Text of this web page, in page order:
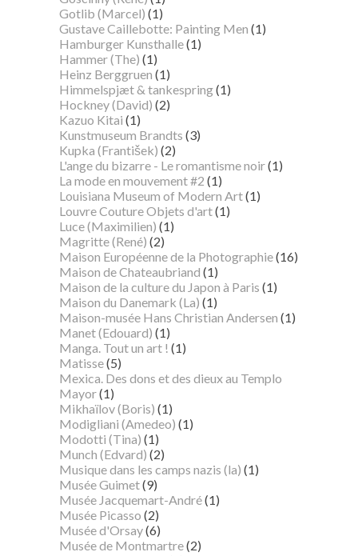
Gotlib (Marcel) (1)
Gustave Caillebotte: Painting Men (1)
Hamburger Kunsthalle(1)
Hammer (The) (1)
Heinz Berggruen (1)
Himmelspjæt & tankespring(1)
Hockney (David) (2)
Kazuo Kitai (1)
Kunstmuseum Brandts (3)
Kupka (František) (2)
L'ange du bizarre - Le romantisme noir(1)
La mode en mouvement #2 (1)
Louisiana Museum of Modern Art(1)
Louvre Couture Objets d'art(1)
Luce (Maximilien) (1)
Magritte (René) (2)
Maison Européenne de la Photographie(16)
Maison de Chateaubriand (1)
Maison de la culture du Japon à Paris (1)
Maison du Danemark (La) (1)
Maison-musée Hans Christian Andersen (1)
Manet (Edouard) (1)
Manga. Tout un art ! (1)
Matisse(5)
Mexica. Des dons et des dieux au Templo
Mayor(1)
Mikhaïlov (Boris) (1)
Modigliani (Amedeo) (1)
Modotti (Tina) (1)
Munch (Edvard) (2)
Musique dans les camps nazis (la) (1)
Musée Guimet(9)
Musée Jacquemart-André(1)
Musée Picasso (2)
Musée d'Orsay(6)
Musée de Montmartre(2)